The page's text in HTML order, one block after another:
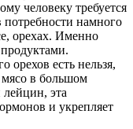
человеку требуется
потребности намного
орехах. Именно
орехов есть нельзя,
в большом
лейцин, эта
и укрепляет